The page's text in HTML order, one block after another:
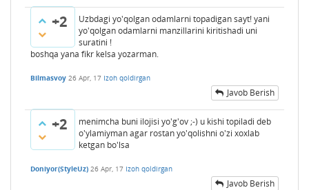
+2
Uzbdagi yo'qolgan odamlarni topadigan sayt! yani
yo'qolgan odamlarni manzillarini kiritishadi uni
suratini !
boshqa yana fikr kelsa yozarman.
Bilmasvoy 26 Apr, 17 Izoh qoldirgan
Javob Berish
+2
menimcha buni ilojisi yo'g'ov ;-) u kishi topiladi deb
o'ylamiyman agar rostan yo'qolishni o'zi xoxlab
ketgan bo'lsa
Doniyor(StyleUz) 26 Apr, 17 Izoh qoldirgan
Javob Berish